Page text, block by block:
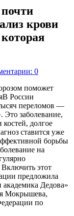
крови
0
поможет
России
переломов —
Это заболевание,
долгое
ставится уже
борьбы
на
Включить этот
предложила
Дедова»
Мокрышева,
по